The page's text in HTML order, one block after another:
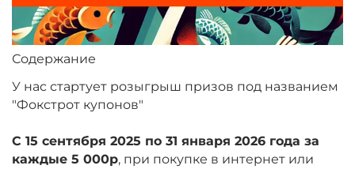
Содержание
У нас стартует розыгрыш призов под названием
"Фокстрот купонов"
С 15 сентября 2025 по 31 января 2026 года за
каждые 5 000р, при покупке в интернет или